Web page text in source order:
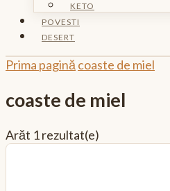
KETO
POVESTI
DESERT
Prima pagină coaste de miel
coaste de miel
Arăt 1 rezultat(e)